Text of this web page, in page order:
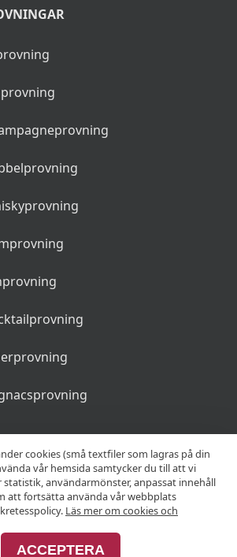
din restaurang
cookies (små textfiler som lagras på din
vår hemsida samtycker du till att vi
användarmönster, anpassat innehåll
att fortsätta använda vår webbplats
Läs mer om cookies och
ACCEPTERA